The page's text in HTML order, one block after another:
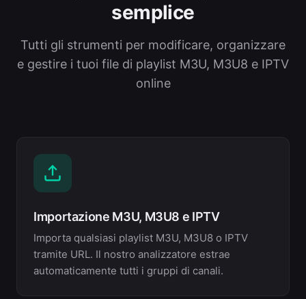
semplice
Tutti gli strumenti per modificare, organizzare
e gestire i tuoi file di playlist M3U, M3U8 e IPTV
online
Importazione M3U, M3U8 e IPTV
Importa qualsiasi playlist M3U, M3U8 o IPTV
tramite URL. Il nostro analizzatore estrae
automaticamente tutti i gruppi di canali.